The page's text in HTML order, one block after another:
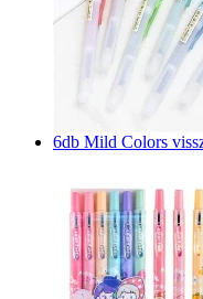
6db Mild Colors